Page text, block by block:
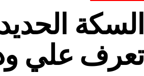
السكة
تعرف علي